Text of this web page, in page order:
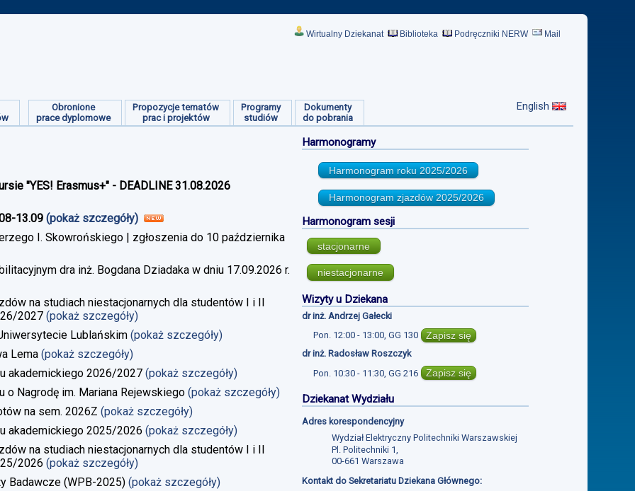
Wirtualny Dziekanat Biblioteka Podręczniki NERW Mail
Obronione
prace dyplomowe
Propozycje tematów
prac i projektów
Programy
studiów
Dokumenty
do pobrania
English
"YES! Erasmus+" - DEADLINE 31.08.2026
13.09 (pokaż szczegóły)
I. Skowrońskiego | zgłoszenia do 10 października
dra inż. Bogdana Dziadaka w dniu 17.09.2026 r.
na studiach niestacjonarnych dla studentów I i II
2027 (pokaż szczegóły)
Lublańskim (pokaż szczegóły)
Lema (pokaż szczegóły)
akademickiego 2026/2027 (pokaż szczegóły)
o Nagrodę im. Mariana Rejewskiego (pokaż szczegóły)
na sem. 2026Z (pokaż szczegóły)
akademickiego 2025/2026 (pokaż szczegóły)
na studiach niestacjonarnych dla studentów I i II
2026 (pokaż szczegóły)
Badawcze (WPB-2025) (pokaż szczegóły)
Harmonogramy
Harmonogram roku2025/2026
Harmonogram zjazdów2025/2026
Harmonogram sesji
stacjonarne
niestacjonarne
Wizyty u Dziekana
dr inż. Andrzej Gałecki
Pon. 12:00 - 13:00, GG 130 Zapisz się
dr inż. Radosław Roszczyk
Pon. 10:30 - 11:30 GG 216 Zapisz się
Dziekanat Wydziału
Adres korespondencyjny
Wydział Elektryczny Politechniki Warszawskiej
Pl. Politechniki 1,
00-661 Warszawa
Kontakt do Sekretariatu Dziekana Głównego: